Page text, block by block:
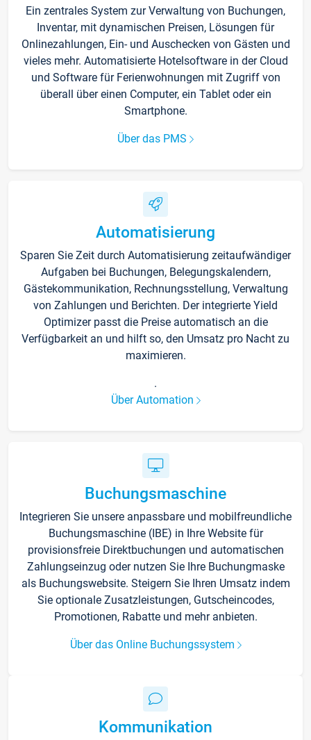
Ein zentrales System zur Verwaltung von Buchungen,
Inventar, mit dynamischen Preisen, Lösungen für
Onlinezahlungen, Ein- und Auschecken von Gästen und
vieles mehr. Automatisierte Hotelsoftware in der Cloud
und Software für Ferienwohnungen mit Zugriff von
überall über einen Computer, ein Tablet oder ein
Smartphone.
Über das PMS
Automatisierung
Sparen Sie Zeit durch Automatisierung zeitaufwändiger
Aufgaben bei Buchungen, Belegungskalendern,
Gästekommunikation, Rechnungsstellung, Verwaltung
von Zahlungen und Berichten. Der integrierte Yield
Optimizer passt die Preise automatisch an die
Verfügbarkeit an und hilft so, den Umsatz pro Nacht zu
maximieren.
.
Über Automation
Buchungsmaschine
Integrieren Sie unsere anpassbare und mobilfreundliche
Buchungsmaschine (IBE) in Ihre Website für
provisionsfreie Direktbuchungen und automatischen
Zahlungseinzug oder nutzen Sie Ihre Buchungmaske
als Buchungswebsite. Steigern Sie Ihren Umsatz indem
Sie optionale Zusatzleistungen, Gutscheincodes,
Promotionen, Rabatte und mehr anbieten.
Über das Online Buchungssystem
Kommunikation